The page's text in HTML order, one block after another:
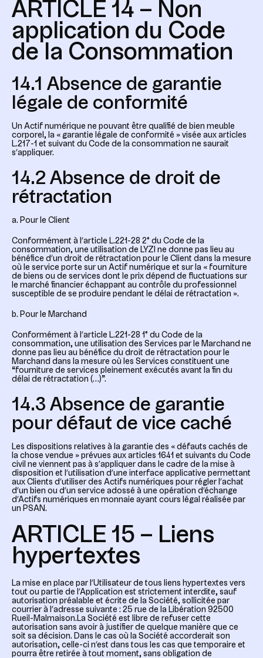
ARTICLE 14 – Non
application du Code
de la Consommation
14.1 Absence de garantie
légale de conformité
Un Actif numérique ne pouvant être qualifié de bien meuble
corporel, la « garantie légale de conformité » visée aux articles
L.217-1 et suivant du Code de la consommation ne saurait
s’appliquer.
14.2 Absence de droit de
rétractation
a. Pour le Client
Conformément à l’article L.221-28 2° du Code de la
consommation, une utilisation de LYZI ne donne pas lieu au
bénéfice d’un droit de rétractation pour le Client dans la mesure
où le service porte sur un Actif numérique et sur la « fourniture
de biens ou de services dont le prix dépend de fluctuations sur
le marché financier échappant au contrôle du professionnel
susceptible de se produire pendant le délai de rétractation ».
b. Pour le Marchand
Conformément à l’article L.221-28 1° du Code de la
consommation, une utilisation des Services par le Marchand ne
donne pas lieu au bénéfice du droit de rétractation pour le
Marchand dans la mesure où les Services constituent une
“fourniture de services pleinement exécutés avant la fin du
délai de rétractation (…)”.
14.3 Absence de garantie
pour défaut de vice caché
Les dispositions relatives à la garantie des « défauts cachés de
la chose vendue » prévues aux articles 1641 et suivants du Code
civil ne viennent pas à s’appliquer dans le cadre de la mise à
disposition et l’utilisation d’une interface applicative permettant
aux Clients d’utiliser des Actifs numériques pour régler l’achat
d’un bien ou d’un service adossé à une opération d’échange
d’Actifs numériques en monnaie ayant cours légal réalisée par
un PSAN.
ARTICLE 15 – Liens
hypertextes
La mise en place par l’Utilisateur de tous liens hypertextes vers
tout ou partie de l’Application est strictement interdite, sauf
autorisation préalable et écrite de la Société, sollicitée par
courrier à l’adresse suivante : 25 rue de la Libération 92500
Rueil-Malmaison.La Société est libre de refuser cette
autorisation sans avoir à justifier de quelque manière que ce
soit sa décision. Dans le cas où la Société accorderait son
autorisation, celle-ci n’est dans tous les cas que temporaire et
pourra être retirée à tout moment, sans obligation de